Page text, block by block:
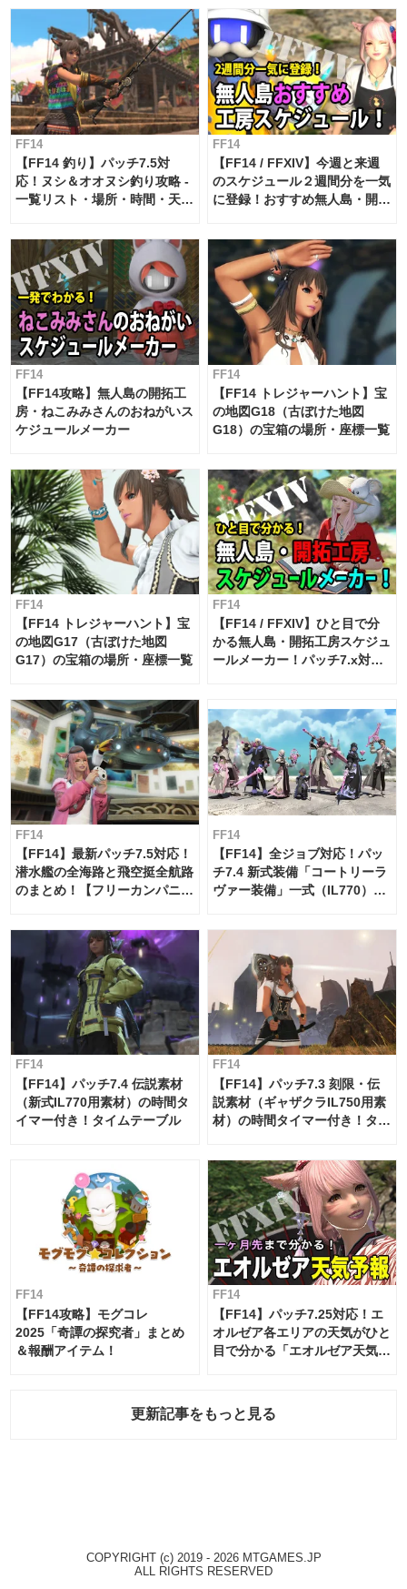
FF14
【FF14 釣り】パッチ7.5対
応！ヌシ＆オオヌシ釣り攻略 -
一覧リスト・場所・時間・天
FF14
【FF14 / FFXIV】今週と来週
のスケジュール２週間分を一気
に登録！おすすめ無人島・開拓
FF14
【FF14攻略】無人島の開拓工
房・ねこみみさんのおねがいス
ケジュールメーカー
FF14
【FF14 トレジャーハント】宝
の地図G18（古ぼけた地図
G18）の宝箱の場所・座標一覧
FF14
【FF14 トレジャーハント】宝
の地図G17（古ぼけた地図
G17）の宝箱の場所・座標一覧
FF14
【FF14 / FFXIV】ひと目で分
かる無人島・開拓工房スケジュ
ールメーカー！パッチ7.x対応
FF14
【FF14】最新パッチ7.5対応！
潜水艦の全海路と飛空挺全航路
のまとめ！【フリーカンパニ
FF14
【FF14】全ジョブ対応！パッ
チ7.4 新式装備「コートリーラ
ヴァー装備」一式（IL770）の
FF14
【FF14】パッチ7.4 伝説素材
（新式IL770用素材）の時間タ
イマー付き！タイムテーブル
FF14
【FF14】パッチ7.3 刻限・伝
説素材（ギャザクラIL750用素
材）の時間タイマー付き！タイ
FF14
【FF14攻略】モグコレ
2025「奇譚の探究者」まとめ
＆報酬アイテム！
FF14
【FF14】パッチ7.25対応！エ
オルゼア各エリアの天気がひと
目で分かる「エオルゼア天気予
更新記事をもっと見る
COPYRIGHT (c) 2019 - 2026 MTGAMES.JP
ALL RIGHTS RESERVED